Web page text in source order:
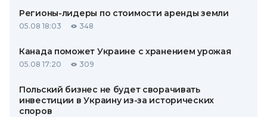
Регионы-лидеры по стоимости аренды земли
05.08 18:03 348
Канада поможет Украине с хранением урожая
05.08 17:20 309
Польский бизнес не будет сворачивать
инвестиции в Украину из-за исторических
споров